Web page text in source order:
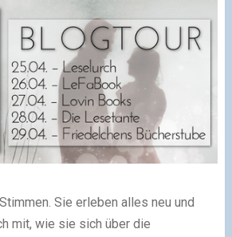
Sie erleben alles neu und
mit, wie sie sich über die